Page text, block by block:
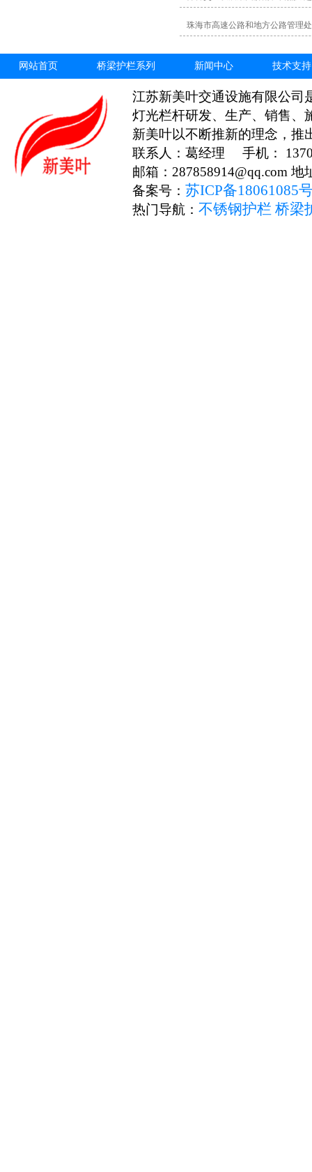
珠海市高速公路和地方公路管理
网站首页 桥梁护栏系列 新闻中心 技术支持
江苏新美叶交通设施有限公司
灯光栏杆研发、生产、销售、
新美叶以不断推新的理念，推
联系人：葛经理 手机：
邮箱：287858914@qq.com
备案号： 苏ICP备18061085
热门导航： 不锈钢护栏 桥梁